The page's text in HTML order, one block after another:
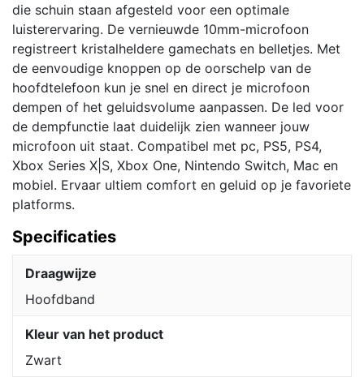
die schuin staan afgesteld voor een optimale
luisterervaring. De vernieuwde 10mm-microfoon
registreert kristalheldere gamechats en belletjes. Met
de eenvoudige knoppen op de oorschelp van de
hoofdtelefoon kun je snel en direct je microfoon
dempen of het geluidsvolume aanpassen. De led voor
de dempfunctie laat duidelijk zien wanneer jouw
microfoon uit staat. Compatibel met pc, PS5, PS4,
Xbox Series X|S, Xbox One, Nintendo Switch, Mac en
mobiel. Ervaar ultiem comfort en geluid op je favoriete
platforms.
Specificaties
Draagwijze
Hoofdband
Kleur van het product
Zwart